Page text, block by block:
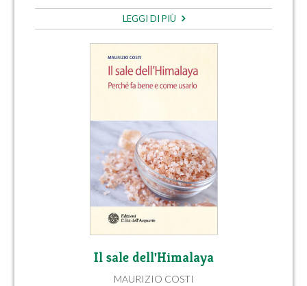
LEGGI DI PIÙ
Il sale dell'Himalaya
MAURIZIO COSTI